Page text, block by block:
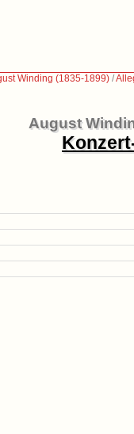
Winding (1835-1899) /
August